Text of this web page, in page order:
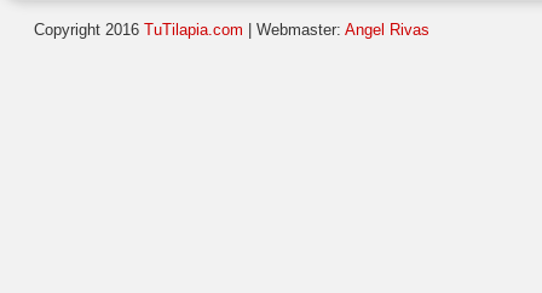
Copyright 2016 TuTilapia.com | Webmaster: Angel Rivas